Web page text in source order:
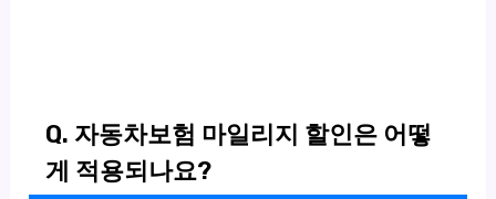
Q. 자동차보험 마일리지 할인은 어떻
게 적용되나요?